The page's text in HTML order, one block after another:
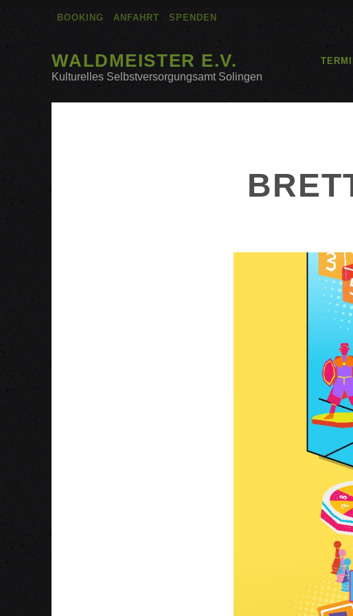
BOOKING ANFAHRT SPENDEN
WALDMEISTER E.V.
Kulturelles Selbstversorgungsamt Solingen